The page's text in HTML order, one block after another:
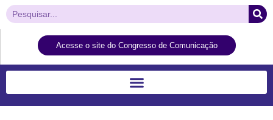
Acesse o site do Congresso de Comunicação